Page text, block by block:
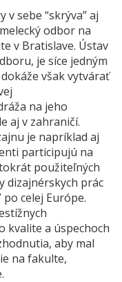
sebe “skrýva” aj
odbor na
v Bratislave. Ústav
je síce jedným
však vytvárať
na jeho
aj v zahraničí.
je napríklad aj
participujú na
použiteľných
dizajnérskych prác
po celej Európe.
kvalite a úspechoch
aby mal
na fakulte,